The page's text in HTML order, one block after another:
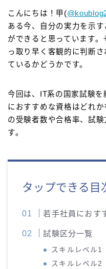
お金情報
プロフィール
こんにちは！甲(
ある今、自分の実力を示
ができると思っています
っ取り早く客観的に判断さ
ているかどうかです。
今回は、IT系の国家試験を
におすすめな資格はどれ
の受験者数や合格率、試
す。
タップできる目
若手社員におす
試験区分一覧
スキルレベル1
スキルレベル2